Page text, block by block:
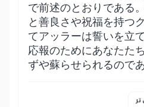
で前述のとおりである
と善良さや祝福を持つ
てアッラーは誓いを立
応報のためにあなたた
ずや蘇らせられるのであ